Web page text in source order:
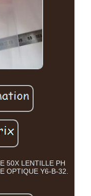
50X LENTILLE PH
OPTIQUE Y6-B-32.